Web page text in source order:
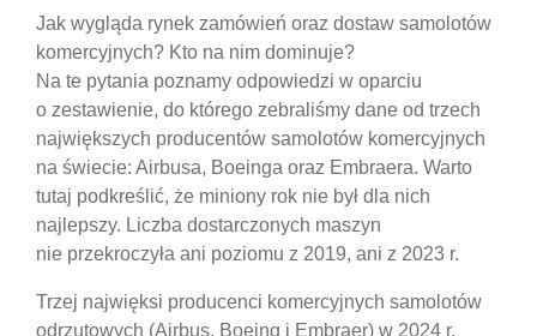
Jak wygląda rynek zamówień oraz dostaw samolotów
komercyjnych? Kto na nim dominuje?
Na te pytania poznamy odpowiedzi w oparciu
o zestawienie, do którego zebraliśmy dane od trzech
największych producentów samolotów komercyjnych
na świecie: Airbusa, Boeinga oraz Embraera. Warto
tutaj podkreślić, że miniony rok nie był dla nich
najlepszy. Liczba dostarczonych maszyn
nie przekroczyła ani poziomu z 2019, ani z 2023 r.
Trzej najwięksi producenci komercyjnych samolotów
odrzutowych (Airbus, Boeing i Embraer) w 2024 r.